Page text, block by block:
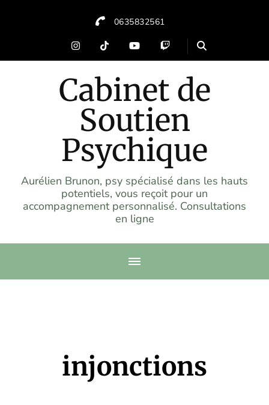
0635832561
Cabinet de
Soutien
Psychique
Aurélien Brunon, psy spécialisé dans les hauts
potentiels, vous reçoit pour un
accompagnement personnalisé. Consultations
en ligne
injonctions